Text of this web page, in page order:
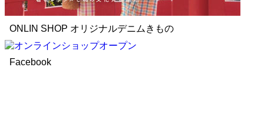
ONLIN SHOP オリジナルデニムきもの
Facebook